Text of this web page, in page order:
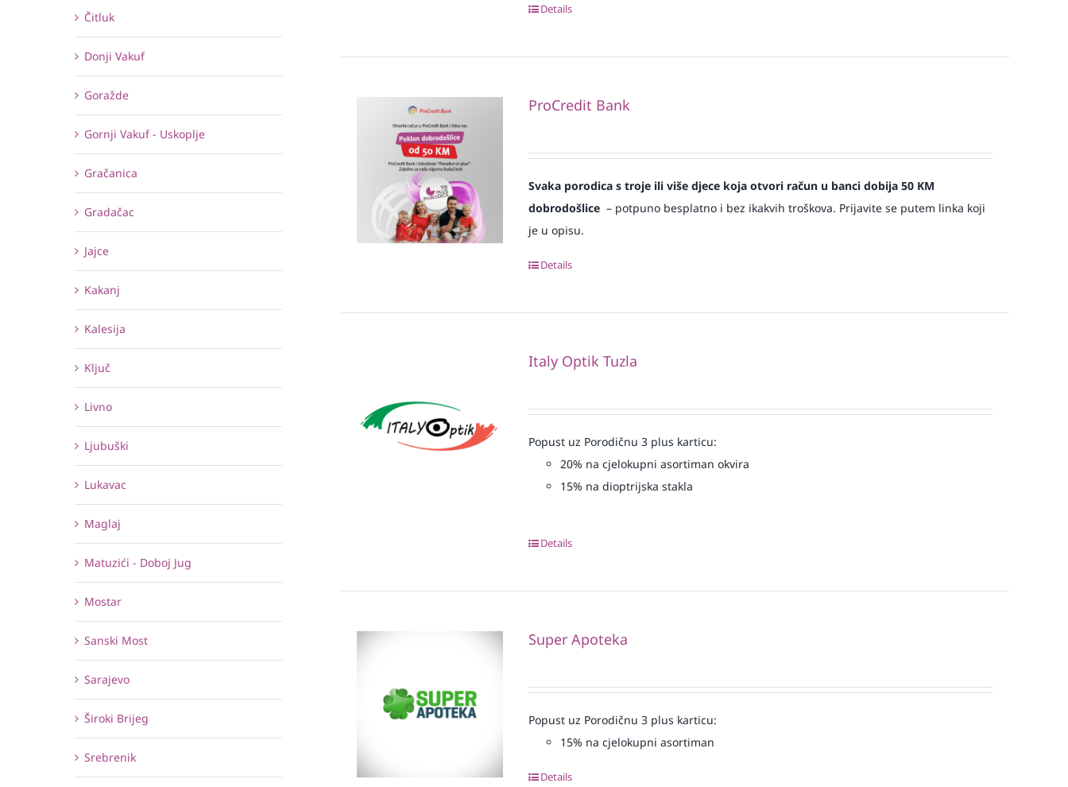
Details
ProCredit Bank
Svaka porodica s troje ili više djece koja otvori račun u banci dobija 50 KM
dobrodošlice– potpuno besplatno i bez ikakvih troškova. Prijavite se putem linka koji
je u opisu.
Details
Italy Optik Tuzla
Popust uz Porodičnu 3 plus karticu:
20% na cjelokupni asortiman okvira
15% na dioptrijska stakla
Details
Super Apoteka
Popust uz Porodičnu 3 plus karticu:
15% na cjelokupni asortiman
Details
Čitluk
Donji Vakuf
Goražde
Gornji Vakuf - Uskoplje
Gračanica
Gradačac
Jajce
Kakanj
Kalesija
Ključ
Livno
Ljubuški
Lukavac
Maglaj
Matuzići - Doboj Jug
Mostar
Sanski Most
Sarajevo
Široki Brijeg
Srebrenik